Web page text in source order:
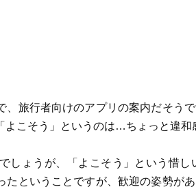
、旅行者向けのアプリの案内だそう
こそう」というのは…ちょっと違和
しょうが、「よこそう」という惜
たということですが、歓迎の姿勢が